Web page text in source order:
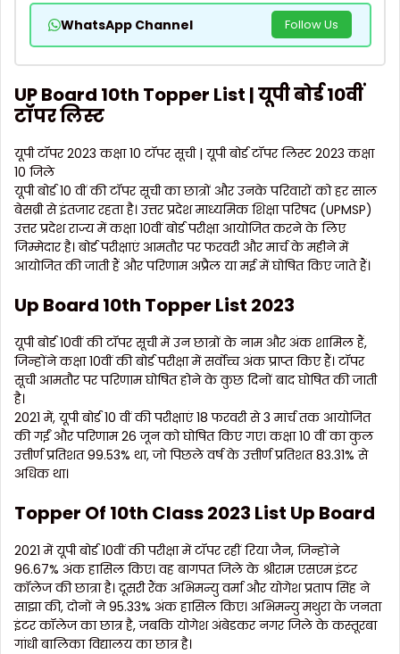
WhatsApp Channel Follow Us
UP Board 10th Topper List | यूपी बोर्ड 10वीं
टॉपर लिस्ट
यूपी टॉपर 2023 कक्षा 10 टॉपर सूची | यूपी बोर्ड टॉपर लिस्ट 2023 कक्षा
10 जिले
यूपी बोर्ड 10 वीं की टॉपर सूची का छात्रों और उनके परिवारों को हर साल
बेसब्री से इंतजार रहता है। उत्तर प्रदेश माध्यमिक शिक्षा परिषद (UPMSP)
उत्तर प्रदेश राज्य में कक्षा 10वीं बोर्ड परीक्षा आयोजित करने के लिए
जिम्मेदार है। बोर्ड परीक्षाएं आमतौर पर फरवरी और मार्च के महीने में
आयोजित की जाती हैं और परिणाम अप्रैल या मई में घोषित किए जाते हैं।
Up Board 10th Topper List 2023
यूपी बोर्ड 10वीं की टॉपर सूची में उन छात्रों के नाम और अंक शामिल हैं,
जिन्होंने कक्षा 10वीं की बोर्ड परीक्षा में सर्वोच्च अंक प्राप्त किए हैं। टॉपर
सूची आमतौर पर परिणाम घोषित होने के कुछ दिनों बाद घोषित की जाती
है।
2021 में, यूपी बोर्ड 10 वीं की परीक्षाएं 18 फरवरी से 3 मार्च तक आयोजित
की गईं और परिणाम 26 जून को घोषित किए गए। कक्षा 10 वीं का कुल
उत्तीर्ण प्रतिशत 99.53% था, जो पिछले वर्ष के उत्तीर्ण प्रतिशत 83.31% से
अधिक था।
Topper Of 10th Class 2023 List Up Board
2021 में यूपी बोर्ड 10वीं की परीक्षा में टॉपर रहीं रिया जैन, जिन्होंने
96.67% अंक हासिल किए। वह बागपत जिले के श्रीराम एसएम इंटर
कॉलेज की छात्रा है। दूसरी रैंक अभिमन्यु वर्मा और योगेश प्रताप सिंह ने
साझा की, दोनों ने 95.33% अंक हासिल किए। अभिमन्यु मथुरा के जनता
इंटर कॉलेज का छात्र है, जबकि योगेश अंबेडकर नगर जिले के कस्तूरबा
गांधी बालिका विद्यालय का छात्र है।